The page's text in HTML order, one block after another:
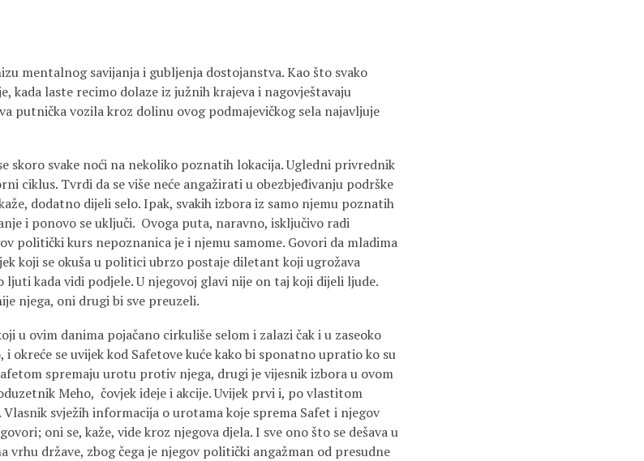
mentalnog savijanja i gubljenja dostojanstva. Kao što svako
kada laste recimo dolaze iz južnih krajeva i nagovještavaju
putnička vozila kroz dolinu ovog podmajevičkog sela najavljuje
skoro svake noći na nekoliko poznatih lokacija. Ugledni privrednik
ciklus. Tvrdi da se više neće angažirati u obezbjeđivanju podrške
dodatno dijeli selo. Ipak, svakih izbora iz samo njemu poznatih
i ponovo se uključi. Ovoga puta, naravno, isključivo radi
politički kurs nepoznanica je i njemu samome. Govori da mladima
koji se okuša u politici ubrzo postaje diletant koji ugrožava
ljuti kada vidi podjele. U njegovoj glavi nije on taj koji dijeli ljude.
njega, oni drugi bi sve preuzeli.
u ovim danima pojačano cirkuliše selom i zalazi čak i u zaseoko
okreće se uvijek kod Safetove kuće kako bi sponatno upratio ko su
spremaju urotu protiv njega, drugi je vijesnik izbora u ovom
Meho, čovjek ideje i akcije. Uvijek prvi i, po vlastitom
svježih informacija o urotama koje sprema Safet i njegov
oni se, kaže, vide kroz njegova djela. I sve ono što se dešava u
vrhu države, zbog čega je njegov politički angažman od presudne